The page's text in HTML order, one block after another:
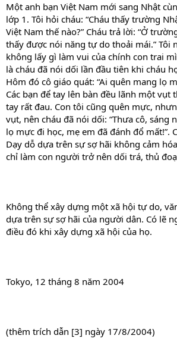
Một anh bạn Việt Nam mới sang Nhật
lớp 1. Tôi hỏi cháu: “Cháu thấy trường
Việt Nam thế nào?” Cháu trả lời: “Ở
thấy được nói năng tự do thoải mái.” Tôi
không lấy gì làm vui của chính con trai
là cháu đã nói dối lần đầu tiên khi cháu
Hôm đó cô giáo quát: “Ai quên mang lọ
Các bạn để tay lên bàn đều lãnh một vụt
tay rất đau. Con tôi cũng quên mực,
vụt, nên cháu đã nói dối: “Thưa cô, sáng
lọ mực đi học, mẹ em đã đánh đổ mất!”.
Dạy dỗ dựa trên sự sợ hãi không cảm
chỉ làm con người trở nên dối trá, thủ
Không thể xây dựng một xã hội tự do,
dựa trên sự sợ hãi của người dân. Có lẽ
điều đó khi xây dựng xã hội của họ.
Tokyo, 12 tháng 8 năm 2004
(thêm trích dẫn [3] ngày 17/8/2004)